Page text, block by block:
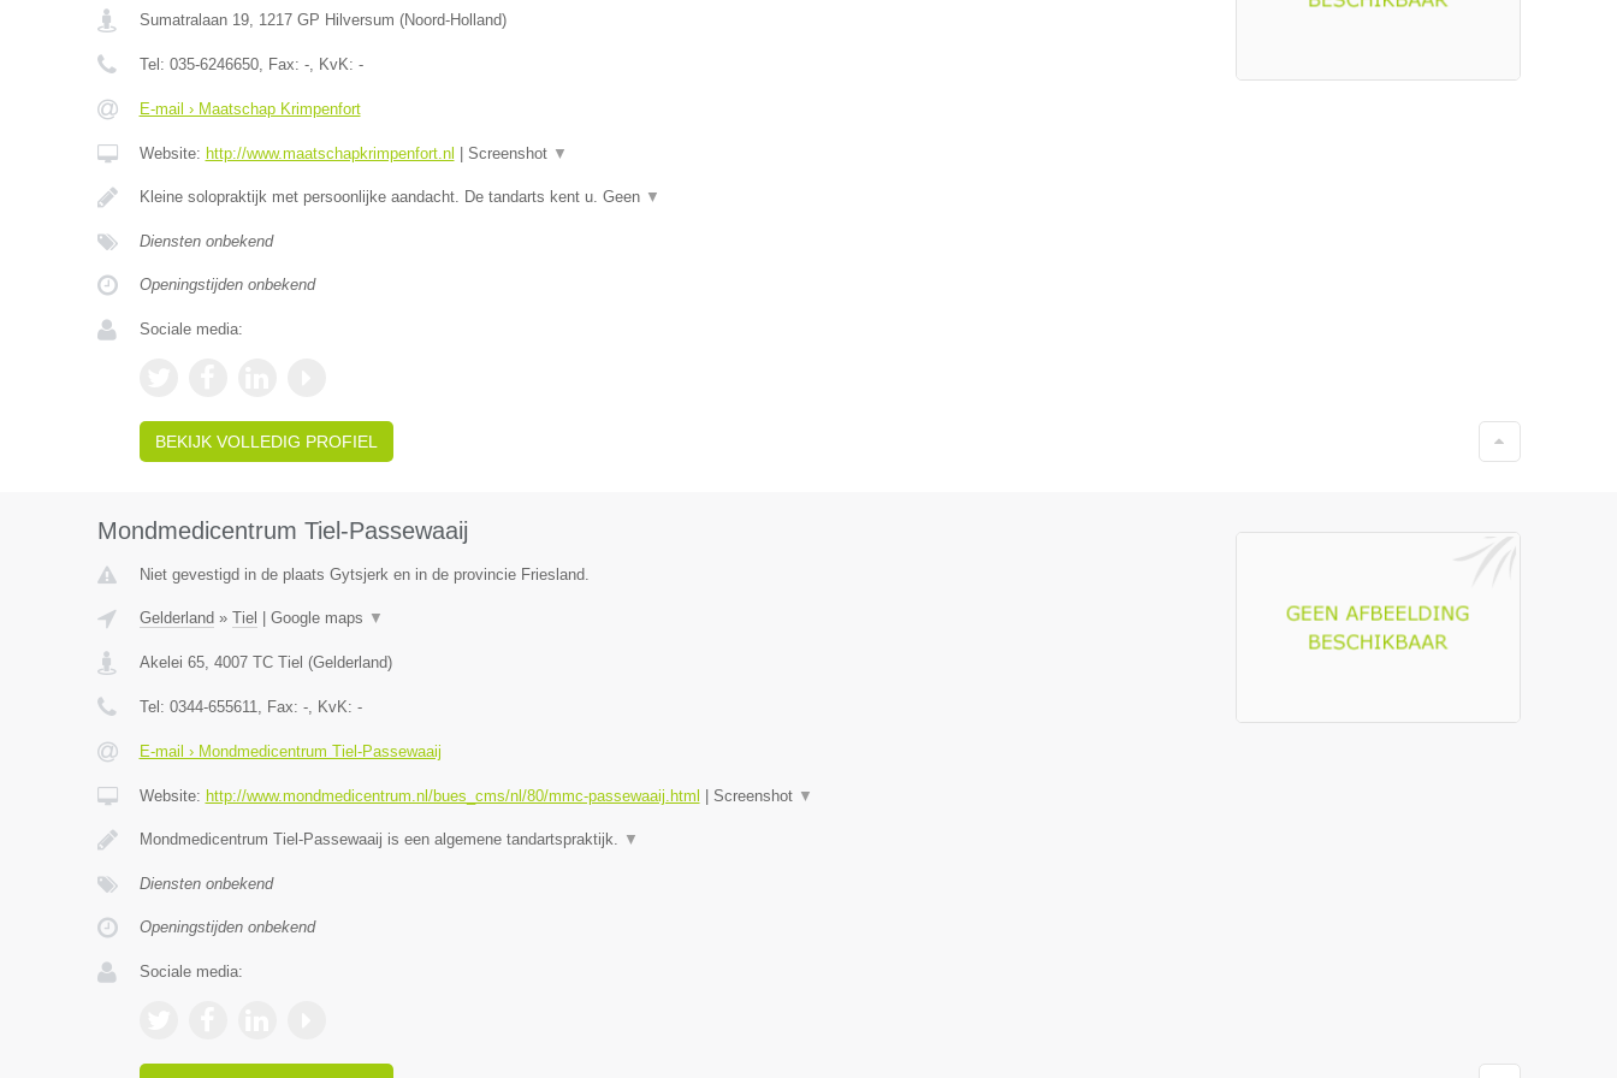
Sumatralaan 19, 1217 GP Hilversum (Noord-Holland)
Tel: 035-6246650, Fax: -, KvK: -
E-mail › Maatschap Krimpenfort
Website: http://www.maatschapkrimpenfort.nl Screenshot ▼
Kleine solopraktijk met persoonlijke aandacht. De tandarts kent u. Geen ▼
Diensten onbekend
Openingstijden onbekend
Sociale media:
BEKIJK VOLLEDIG PROFIEL
Mondmedicentrum Tiel-Passewaaij
Niet gevestigd in de plaats Gytsjerk en in de provincie Friesland.
Gelderland » Tiel Google maps ▼
Akelei 65, 4007 TC Tiel (Gelderland)
Tel: 0344-655611, Fax: -, KvK: -
E-mail › Mondmedicentrum Tiel-Passewaaij
Website: http://www.mondmedicentrum.nl/bues_cms/nl/80/mmc-passewaaij.html Screenshot ▼
Mondmedicentrum Tiel-Passewaaij is een algemene tandartspraktijk. ▼
Diensten onbekend
Openingstijden onbekend
Sociale media: